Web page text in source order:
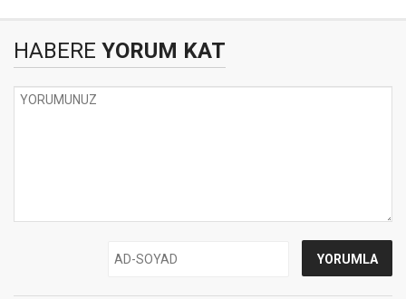
HABERE YORUM KAT